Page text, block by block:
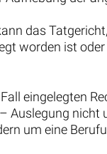
das
worden ist
eingelegten
Auslegung nicht
um eine